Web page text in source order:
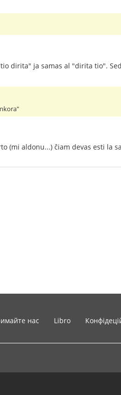
dirita" ja samas al "dirita tio".
(mi aldonu...) ĉiam devas esti la
нас Libro